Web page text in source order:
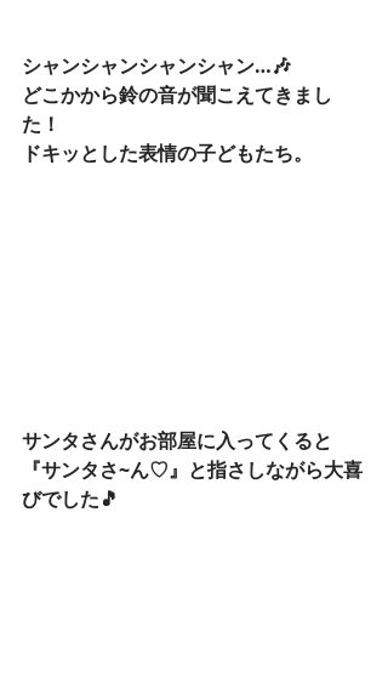
シャンシャンシャンシャン…🎶
どこかから鈴の音が聞こえてきまし
た！
ドキッとした表情の子どもたち。
サンタさんがお部屋に入ってくると
『サンタさ~ん♡』と指さしながら大喜
びでした🎵